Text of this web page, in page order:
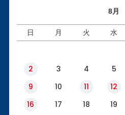
8月
日 月 火 水
2
3 4 5
9
10 11 12
16
17 18 19